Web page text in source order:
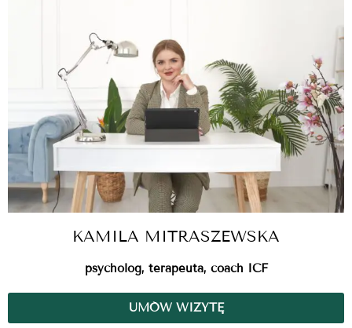
KAMILA MITRASZEWSKA
psycholog, terapeuta, coach ICF
UMÓW WIZYTĘ